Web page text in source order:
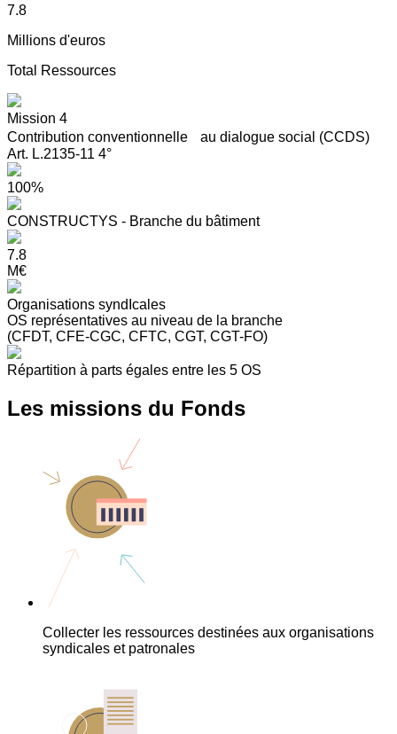
7.8
Millions d'euros
Total Ressources
Mission 4
Contribution conventionnelle au dialogue social (CCDS)
Art. L.2135-11 4°
100%
CONSTRUCTYS - Branche du bâtiment
7.8
M€
Organisations syndIcales
OS représentatives au niveau de la branche
(CFDT, CFE-CGC, CFTC, CGT, CGT-FO)
Répartition à parts égales entre les 5 OS
Les missions du Fonds
Collecter les ressources destinées aux organisations
syndicales et patronales